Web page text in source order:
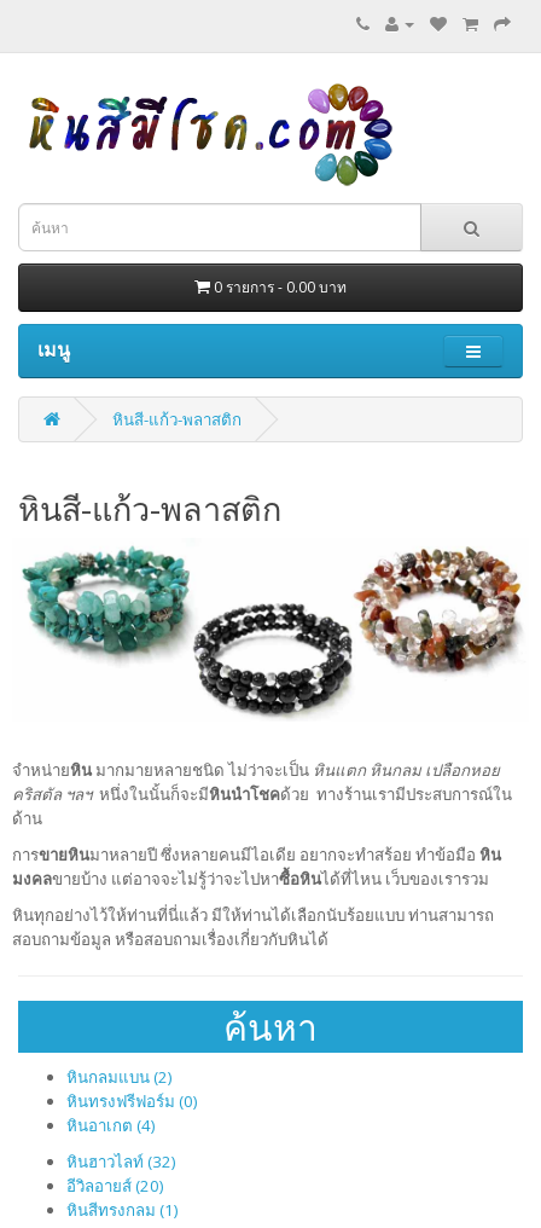
0 รายการ - 0.00 บาท
เมนู
หินสี-แก้ว-พลาสติก
หินสี-แก้ว-พลาสติก
จำหน่ายหินมากมายหลายชนิด ไม่ว่าจะเป็น หินแตก หินกลม เปลือกหอย
คริสตัล ฯลฯ หนึ่งในนั้นก็จะมีหินนำโชคด้วย ทางร้านเรามีประสบการณ์ใน
ด้าน
การขายหินมาหลายปี ซึ่งหลายคนมีไอเดีย อยากจะทำสร้อย ทำข้อมือ หิน
มงคลขายบ้าง แต่อาจจะไม่รู้ว่าจะไปหาซื้อหินได้ที่ไหน เว็บของเรารวม
หินทุกอย่างไว้ให้ท่านที่นี่แล้ว มีให้ท่านได้เลือกนับร้อยแบบ ท่านสามารถ
สอบถามข้อมูล หรือสอบถามเรื่องเกี่ยวกับหินได้
ค้นหา
หินกลมแบน (2)
หินทรงฟรีฟอร์ม (0)
หินอาเกต (4)
หินฮาวไลท์ (32)
อีวิลอายส์ (20)
หินสีทรงกลม (1)